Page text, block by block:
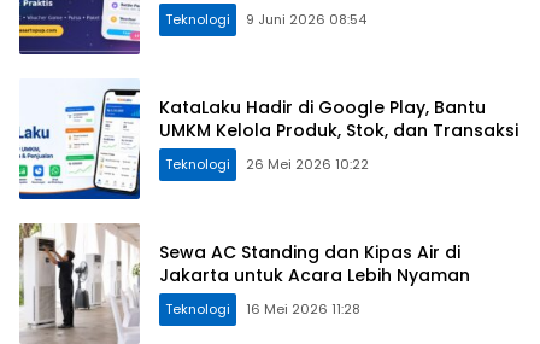
Teknologi 9 Juni 2026 08:54
KataLaku Hadir di Google Play, Bantu
UMKM Kelola Produk, Stok, dan Transaksi
Teknologi 26 Mei 2026 10:22
Sewa AC Standing dan Kipas Air di
Jakarta untuk Acara Lebih Nyaman
Teknologi 16 Mei 2026 11:28